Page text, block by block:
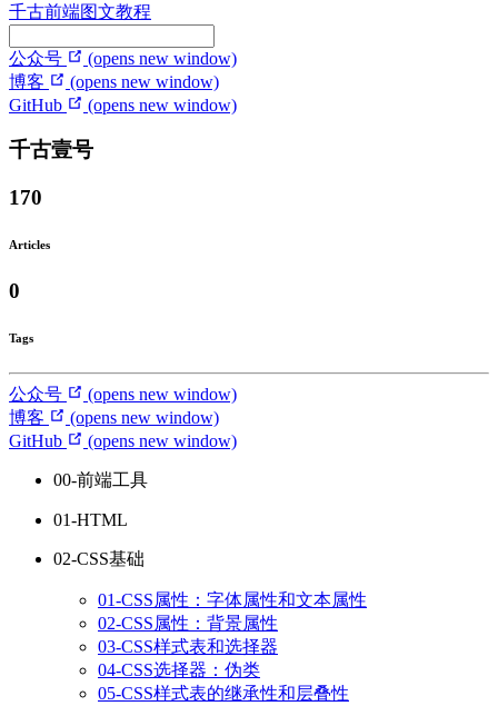
千古前端图文教程
公众号
(opens new window)
博客
(opens new window)
GitHub
(opens new window)
千古壹号
170
Articles
0
Tags
公众号
(opens new window)
博客
(opens new window)
GitHub
(opens new window)
00-前端工具
01-HTML
02-CSS基础
01-CSS属性：字体属性和文本属性
02-CSS属性：背景属性
03-CSS样式表和选择器
04-CSS选择器：伪类
05-CSS样式表的继承性和层叠性